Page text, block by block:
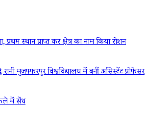
स्थान प्राप्त कर क्षेत्र का नाम किया रोशन
मुजफ्फरपुर विश्वविद्यालय में बनीं असिस्टेंट प्रोफेसर
में सेंध